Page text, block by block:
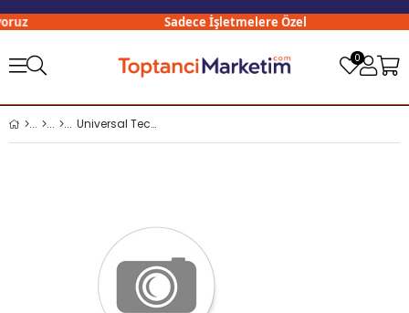
Sadece İşletmelere Özel
0
Universal Techno Ekstra C-55 Sarı İş Eldiveni 9 No x12 li Paket